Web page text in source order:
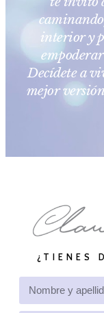
interior y
Decídete a
mejor
¿TIENES